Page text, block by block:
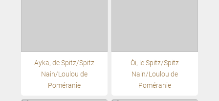
Ayka, de Spitz/Spitz
Nain/Loulou de
Poméranie
Oči, le Spitz/Spitz
Nain/Loulou de
Poméranie